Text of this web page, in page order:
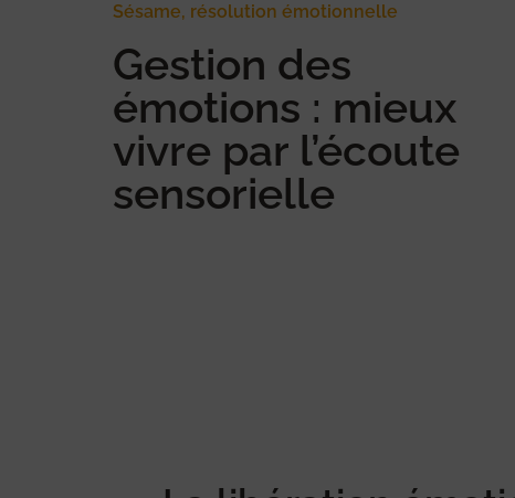
Sésame, résolution émotionnelle
Gestion des
émotions : mieux
vivre par l’écoute
sensorielle